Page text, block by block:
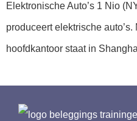
Elektronische Auto’s 1 Nio
produceert elektrische
hoofdkantoor staat in